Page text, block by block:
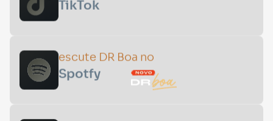
TikTok
escute DR Boa no
Spotfy